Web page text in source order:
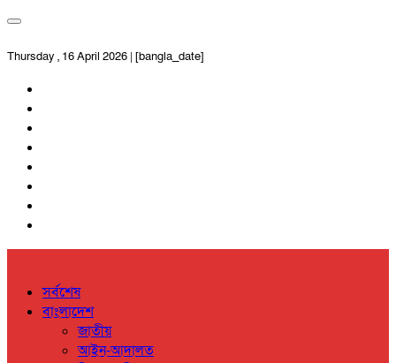
Thursday , 16 April 2026 | [bangla_date]
সর্বশেষ
বাংলাদেশ
জাতীয়
আইন-আদালত